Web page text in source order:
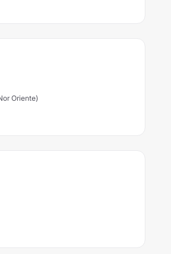
Oriente)